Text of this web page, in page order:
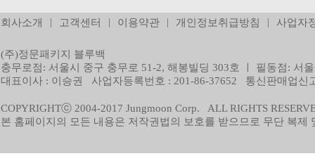
회사소개 | 고객센터 | 이용약관 | 개인정보취급방침 | 사업자
(주)정문패키지 블루백
충무로점: 서울시 중구 충무로 51-2, 해봉빌딩 303호 ㅣ 필동점: 서
대표이사 : 이승권 사업자등록번호 : 201-86-37652 통신판매업신
COPYRIGHTⓒ 2004-2017 Jungmoon Corp. ALL RIGHTS
본 홈페이지의 모든 내용은 저작권법의 보호를 받으므로 무단 복제